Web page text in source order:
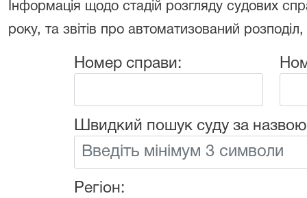
Інформація щодо стадій розгляду судових
року, та звітів про автоматизований
Номер справи:
Швидкий пошук суду за
Регіон: